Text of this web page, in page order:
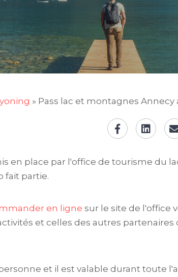
» Pass lac et montagnes Annecy
en place par l'office de tourisme du
fait partie.
en ligne sur le site de l'office
et celles des autres partenaires
et il est valable durant toute